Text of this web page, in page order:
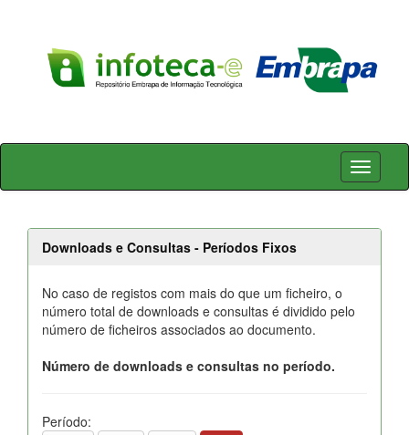
Skip
Downloads e Consultas - Períodos Fixos
No caso de registos com mais do que um ficheiro, o
número total de downloads e consultas é dividido pelo
número de ficheiros associados ao documento.
Número de downloads e consultas no período.
Período: